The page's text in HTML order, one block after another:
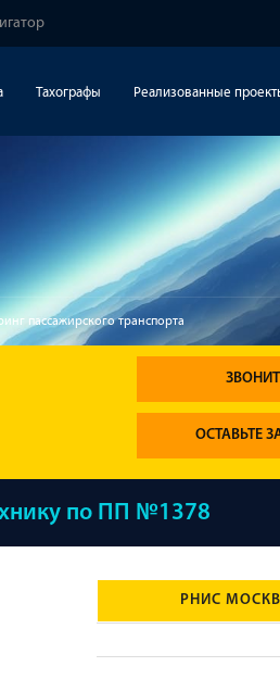
Тахографы Реализованные
пассажирского транспорта
ОСТАВЬТЕ
по ПП №1378
РНИС